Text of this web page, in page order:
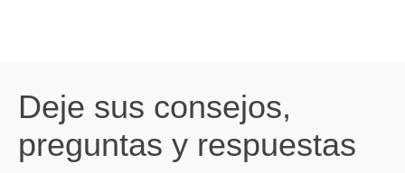
Deje sus consejos,
preguntas y respuestas